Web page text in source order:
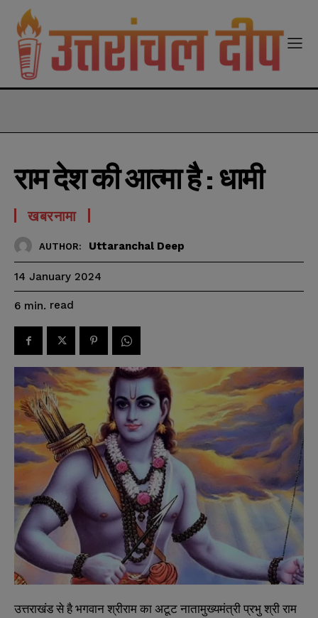
राम देश की आत्मा है : धामी
खबरनामा
AUTHOR: Uttaranchal Deep
14 January 2024
6 min. read
उत्तराखंड से है भगवान श्रीराम का अटूट नातामुख्यमंत्री प्रभु श्री राम